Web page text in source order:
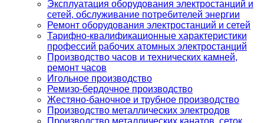
Эксплуатация оборудования электростанций и
сетей, обслуживание потребителей энергии
Ремонт оборудования электростанций и сетей
Тарифно-квалификационные характеристики
профессий рабочих атомных электростанций
Производство часов и технических камней,
ремонт часов
Игольное производство
Ремизо-бердочное производство
Жестяно-баночное и трубное производство
Производство металлических электродов
Производство металлических канатов, сеток,